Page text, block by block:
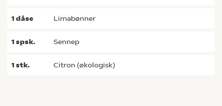
1dåse limabønner
1spsk. sennep
1stk. Citron (økologisk)